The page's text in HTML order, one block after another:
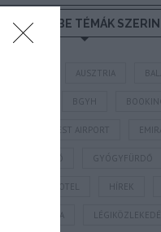
NÉZZ KÖRBE TÉMÁK
AUSZTRIA
BGYH
BUDAPEST AIRPORT
GYÓGYFÜRDŐ
HOTEL HÍREK
KÍNA LÉGIKÖZLEKEDÉS